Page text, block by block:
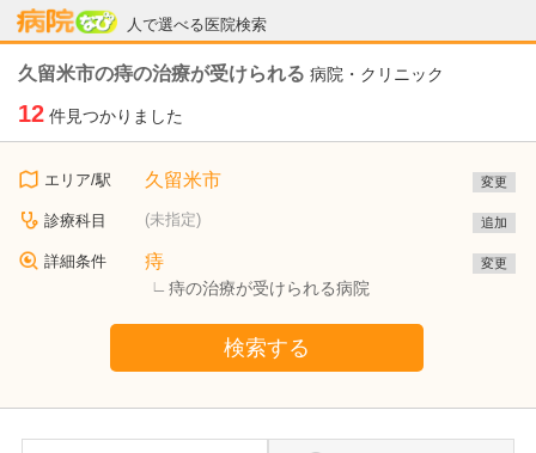
人で選べる医院検索
病院なび
久留米市の痔の治療が受けられる 病院・クリニック
12 件見つかりました
エリア/駅 久留米市 変更
診療科目 (未指定) 追加
詳細条件 痔
痔の治療が受けられる病院
変更
検索する